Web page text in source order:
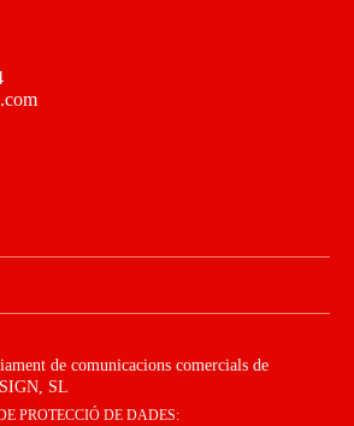
de comunicacions comercials de
SL
PROTECCIÓ DE DADES: